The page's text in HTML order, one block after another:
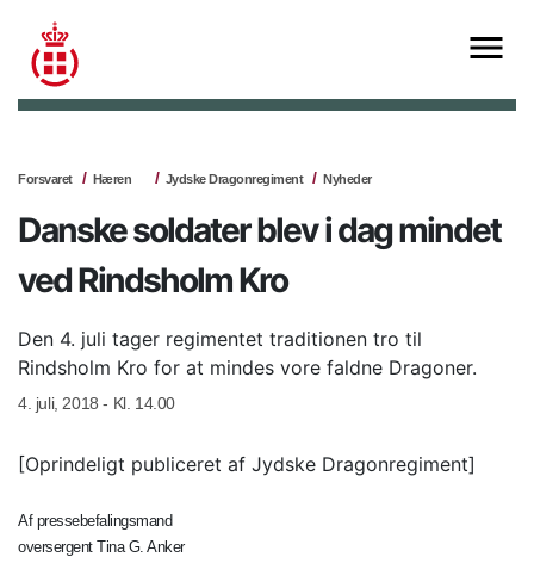
Forsvaret Hæren Jydske Dragonregiment Nyheder
Danske soldater blev i dag mindet
ved Rindsholm Kro
Den 4. juli tager regimentet traditionen tro til
Rindsholm Kro for at mindes vore faldne Dragoner.
4. juli, 2018 - Kl. 14.00
[Oprindeligt publiceret af Jydske Dragonregiment]
Af pressebefalingsmand
oversergent Tina G. Anker